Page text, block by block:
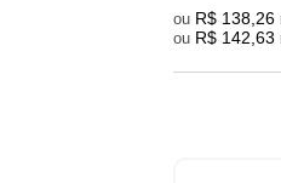
ou R$ 138,26
ou R$ 142,63